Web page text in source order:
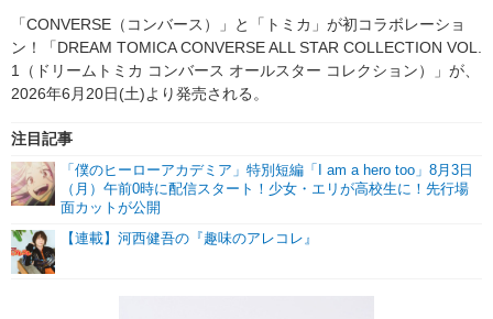
声優 コスプレ
舞台 新帝スタ
動画
連載・ブログ一覧 コラム
編集部ブログ・お知らせ
「CONVERSE（コンバース）」と「トミカ」が初コラボレーショ
ン！「DREAM TOMICA CONVERSE ALL STAR COLLECTION VOL.
1（ドリームトミカ コンバース オールスター コレクション）」が、
2026年6月20日(土)より発売される。
注目記事
「僕のヒーローアカデミア」特別短編「I am a hero too」8月3日
（月）午前0時に配信スタート！少女・エリが高校生に！先行場
面カットが公開
【連載】河西健吾の『趣味のアレコレ』